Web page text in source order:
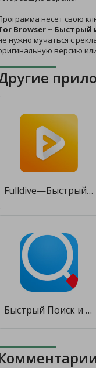
несет свою
Browser ~ Быстрый
нужно мучаться с
версию
Fulldive—Быстрый Браузер•Мобильный Заработок Денег [Premium]
Быстрый Поиск и Браузер [Premium]